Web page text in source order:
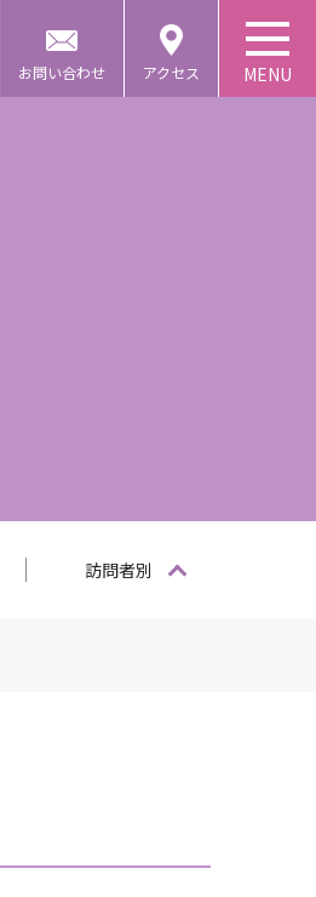
お問い合わせ アクセス
訪問者別